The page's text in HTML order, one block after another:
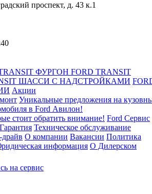
проспект, д. 43 к.1
ФУРГОН FORD TRANSIT
ШАССИ С НАДСТРОЙКАМИ
Акции
Уникальные предложения на
в Ford Авилон!
стоит обратить внимание! Ford Сервис
Гарантия Техническое обслуживание
драйв О компании Вакансии Политика
информация О Дилерском
на сервис